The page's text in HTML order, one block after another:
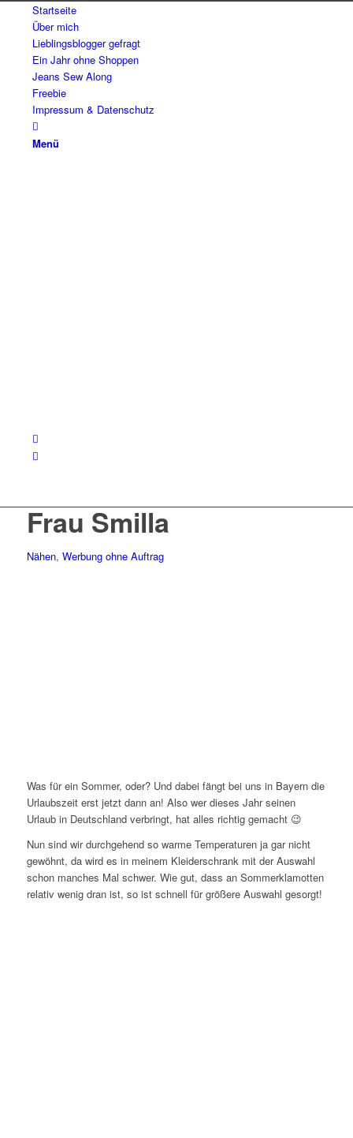
Startseite
Über mich
Lieblingsblogger gefragt
Ein Jahr ohne Shoppen
Jeans Sew Along
Freebie
Impressum & Datenschutz
Menü
Frau Smilla
Nähen, Werbung ohne Auftrag
Was für ein Sommer, oder? Und dabei fängt bei uns in Bayern die
Urlaubszeit erst jetzt dann an! Also wer dieses Jahr seinen
Urlaub in Deutschland verbringt, hat alles richtig gemacht 😉
Nun sind wir durchgehend so warme Temperaturen ja gar nicht
gewöhnt, da wird es in meinem Kleiderschrank mit der Auswahl
schon manches Mal schwer. Wie gut, dass an Sommerklamotten
relativ wenig dran ist, so ist schnell für größere Auswahl gesorgt!